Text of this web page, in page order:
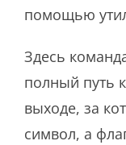
помощью
Здесь
полный путь
выходе, за
символ, а